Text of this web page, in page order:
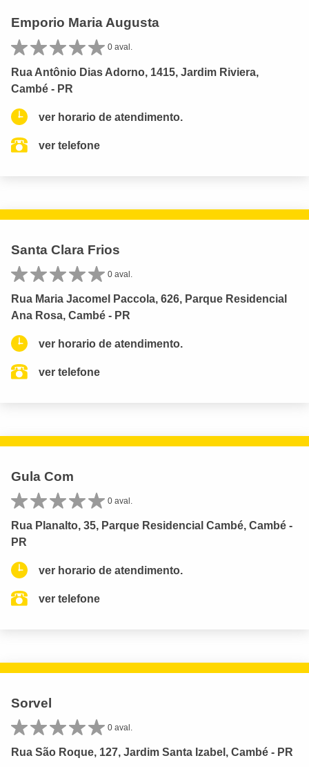
Emporio Maria Augusta
0 aval.
Rua Antônio Dias Adorno, 1415, Jardim Riviera,
Cambé - PR
ver horario de atendimento.
ver telefone
Santa Clara Frios
0 aval.
Rua Maria Jacomel Paccola, 626, Parque Residencial
Ana Rosa, Cambé - PR
ver horario de atendimento.
ver telefone
Gula Com
0 aval.
Rua Planalto, 35, Parque Residencial Cambé, Cambé -
PR
ver horario de atendimento.
ver telefone
Sorvel
0 aval.
Rua São Roque, 127, Jardim Santa Izabel, Cambé - PR